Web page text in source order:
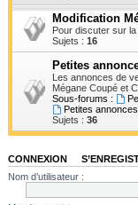
Modification
Pour discuter sur
Sujets : 16
Petites
Les annonces de
Mégane Coupé et
Sous-forums :
Petites
Sujets : 36
CONNEXION
Nom d’utilisateur :